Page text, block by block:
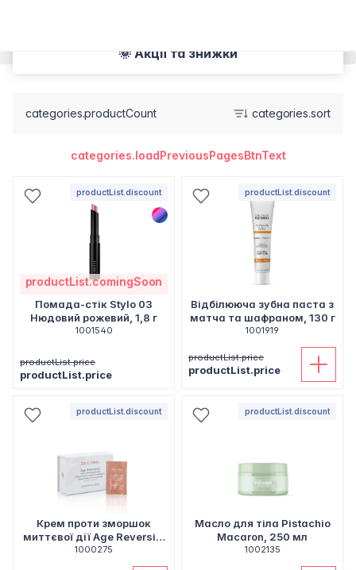
🌞 Акції та знижки
categories.productCount categories.sort
categories.loadPreviousPagesBtnText
productList.discount
productList.comingSoon
Помада-стік Stylo 03
Нюдовий рожевий, 1,8 г
1001540
productList.price
productList.price
productList.discount
Відбілююча зубна паста з
матча та шафраном, 130 г
1001919
productList.price
productList.price
productList.discount
Крем проти зморшок
миттєвої дії Age Reversist
30 шт х 0,3 мл
1000275
productList.discount
Масло для тіла Pistachio
Macaron, 250 мл
1002135